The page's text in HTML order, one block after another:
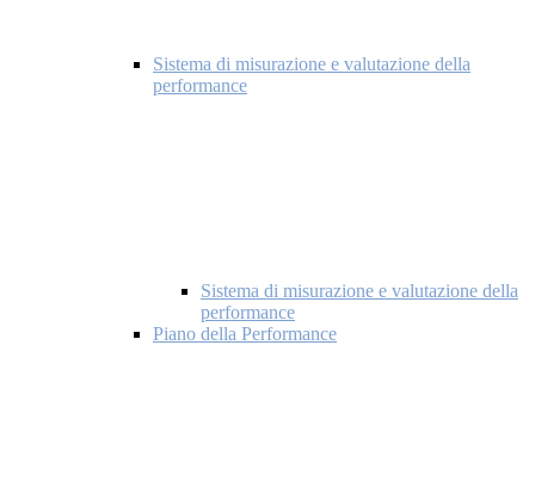
Sistema di misurazione e valutazione della
performance
Sistema di misurazione e valutazione della
performance
Piano della Performance